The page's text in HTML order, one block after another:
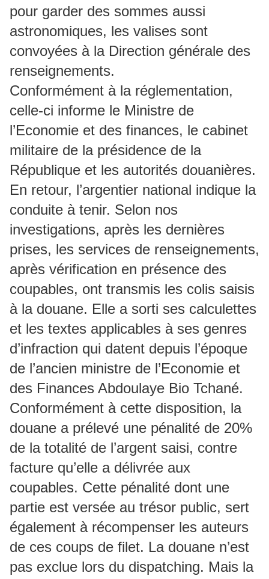
pour garder des sommes aussi
astronomiques, les valises sont
convoyées à la Direction générale des
renseignements.
Conformément à la réglementation,
celle-ci informe le Ministre de
l’Economie et des finances, le cabinet
militaire de la présidence de la
République et les autorités douanières.
En retour, l’argentier national indique la
conduite à tenir. Selon nos
investigations, après les dernières
prises, les services de renseignements,
après vérification en présence des
coupables, ont transmis les colis saisis
à la douane. Elle a sorti ses calculettes
et les textes applicables à ses genres
d’infraction qui datent depuis l’époque
de l’ancien ministre de l’Economie et
des Finances Abdoulaye Bio Tchané.
Conformément à cette disposition, la
douane a prélevé une pénalité de 20%
de la totalité de l’argent saisi, contre
facture qu’elle a délivrée aux
coupables. Cette pénalité dont une
partie est versée au trésor public, sert
également à récompenser les auteurs
de ces coups de filet. La douane n’est
pas exclue lors du dispatching. Mais la